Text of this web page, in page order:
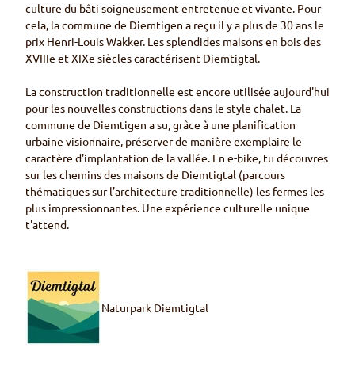
culture du bâti soigneusement entretenue et vivante. Pour
cela, la commune de Diemtigen a reçu il y a plus de 30 ans le
prix Henri-Louis Wakker. Les splendides maisons en bois des
XVIIIe et XIXe siècles caractérisent Diemtigtal.
La construction traditionnelle est encore utilisée aujourd'hui
pour les nouvelles constructions dans le style chalet. La
commune de Diemtigen a su, grâce à une planification
urbaine visionnaire, préserver de manière exemplaire le
caractère d'implantation de la vallée. En e-bike, tu découvres
sur les chemins des maisons de Diemtigtal (parcours
thématiques sur l’architecture traditionnelle) les fermes les
plus impressionnantes. Une expérience culturelle unique
t'attend.
Naturpark Diemtigtal